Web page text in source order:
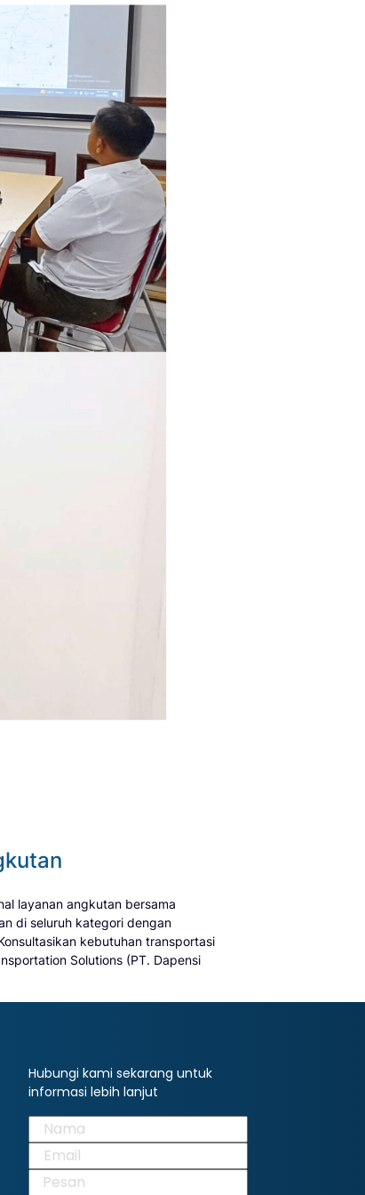
layanan angkutan bersama
di seluruh kategori dengan
kebutuhan transportasi
Solutions (PT. Dapensi
Hubungi kami sekarang untuk
informasi lebih lanjut